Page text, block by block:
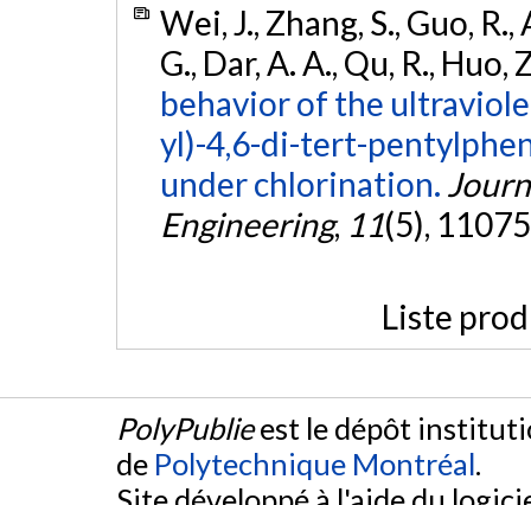
Wei, J., Zhang, S., Guo,
G., Dar, A. A., Qu, R., Huo,
behavior of the
yl)-4,6-di-tert-
under chlorination.
Engineering, 11(5),
Liste
PolyPublieest le dépôt
de Polytechnique Montréal.